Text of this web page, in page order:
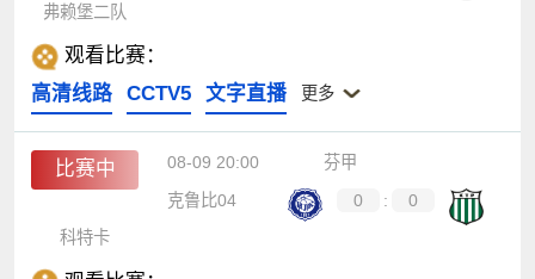
弗赖堡二队
观看比赛：
高清线路
CCTV5 文字直播 更多
比赛中 08-09 20:00
芬甲
克鲁比04
0 :
0
科特卡